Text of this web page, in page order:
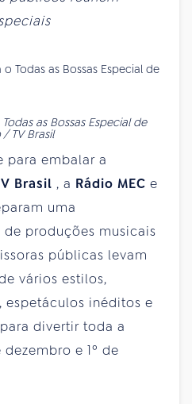
as Bossas Especial de
TV Brasil
para embalar a
Brasil , a Rádio MEC e
uma
produções musicais
públicas levam
vários estilos,
espetáculos inéditos e
divertir toda a
e 1º de